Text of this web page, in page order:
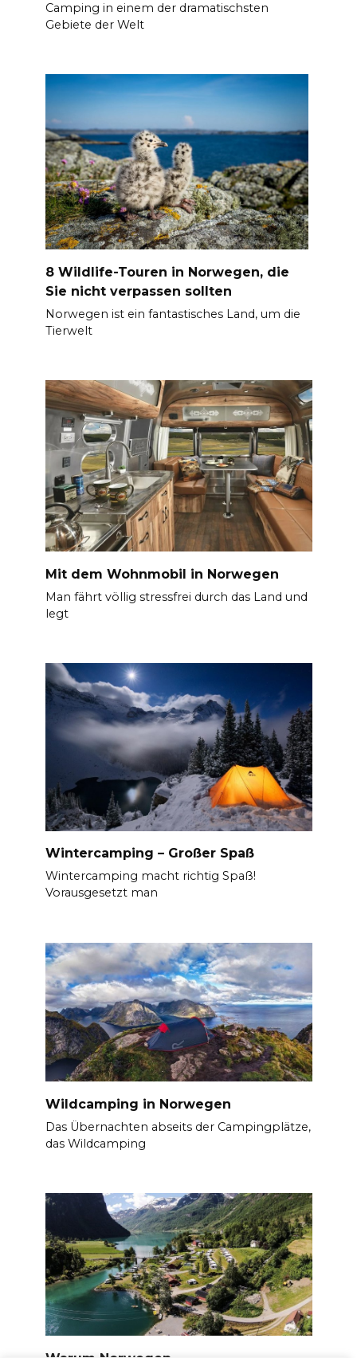
Camping in einem der dramatischsten
Gebiete der Welt
8 Wildlife-Touren in Norwegen, die
Sie nicht verpassen sollten
Norwegen ist ein fantastisches Land, um die
Tierwelt
Mit dem Wohnmobil in Norwegen
Man fährt völlig stressfrei durch das Land und
legt
Wintercamping – Großer Spaß
Wintercamping macht richtig Spaß!
Vorausgesetzt man
Wildcamping in Norwegen
Das Übernachten abseits der Campingplätze,
das Wildcamping